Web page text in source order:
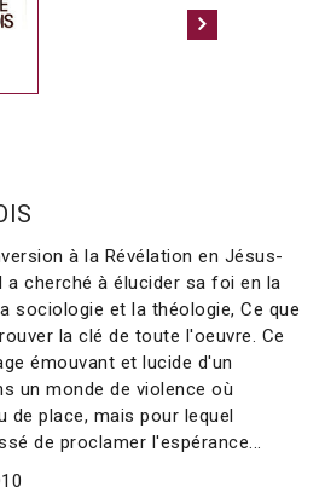
à la Révélation en Jésus-
a cherché à élucider sa foi en la
sociologie et la théologie, Ce que
la clé de toute l'oeuvre. Ce
émouvant et lucide d'un
un monde de violence où
de place, mais pour lequel
de proclamer l'espérance...